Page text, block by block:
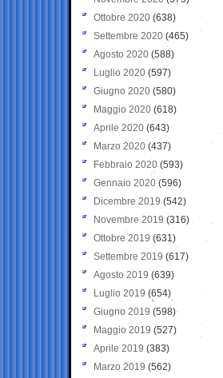
Ottobre 2020 (638)
Settembre 2020(465)
Agosto 2020 (588)
Luglio 2020 (597)
Giugno 2020 (580)
Maggio 2020 (618)
Aprile 2020 (643)
Marzo 2020 (437)
Febbraio 2020 (593)
Gennaio 2020 (596)
Dicembre 2019 (542)
Novembre 2019 (316)
Ottobre 2019 (631)
Settembre 2019 (617)
Agosto 2019 (639)
Luglio 2019 (654)
Giugno 2019 (598)
Maggio 2019 (527)
Aprile 2019 (383)
Marzo 2019 (562)